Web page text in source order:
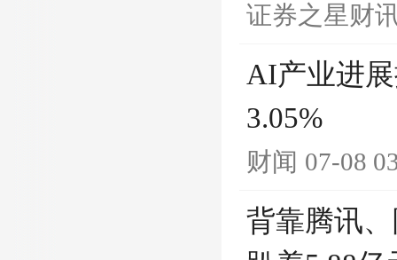
证券之星财
AI产业进
3.05%
财闻 07-08
背靠腾讯